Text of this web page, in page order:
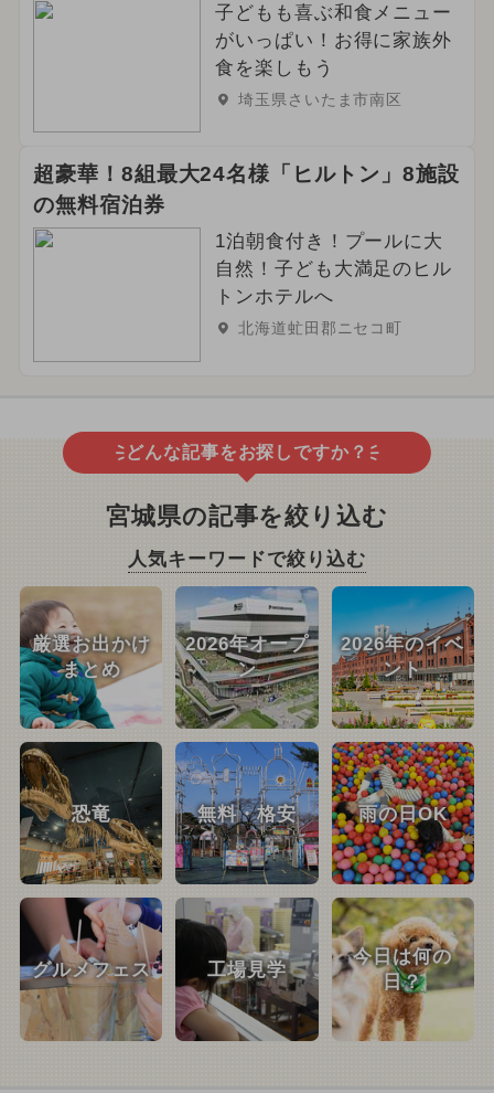
子どもも喜ぶ和食メニュー
がいっぱい！お得に家族外
食を楽しもう
埼玉県さいたま市南区
超豪華！8組最大24名様「ヒルトン」8施設
の無料宿泊券
1泊朝食付き！プールに大
自然！子ども大満足のヒル
トンホテルへ
北海道虻田郡ニセコ町
どんな記事をお探しですか？
宮城県の記事を絞り込む
人気キーワードで絞り込む
厳選お出かけ
まとめ
2026年オープ
ン
2026年のイベ
ント
恐竜 無料・格安 雨の日OK
グルメフェス 工場見学
今日は何の
日？